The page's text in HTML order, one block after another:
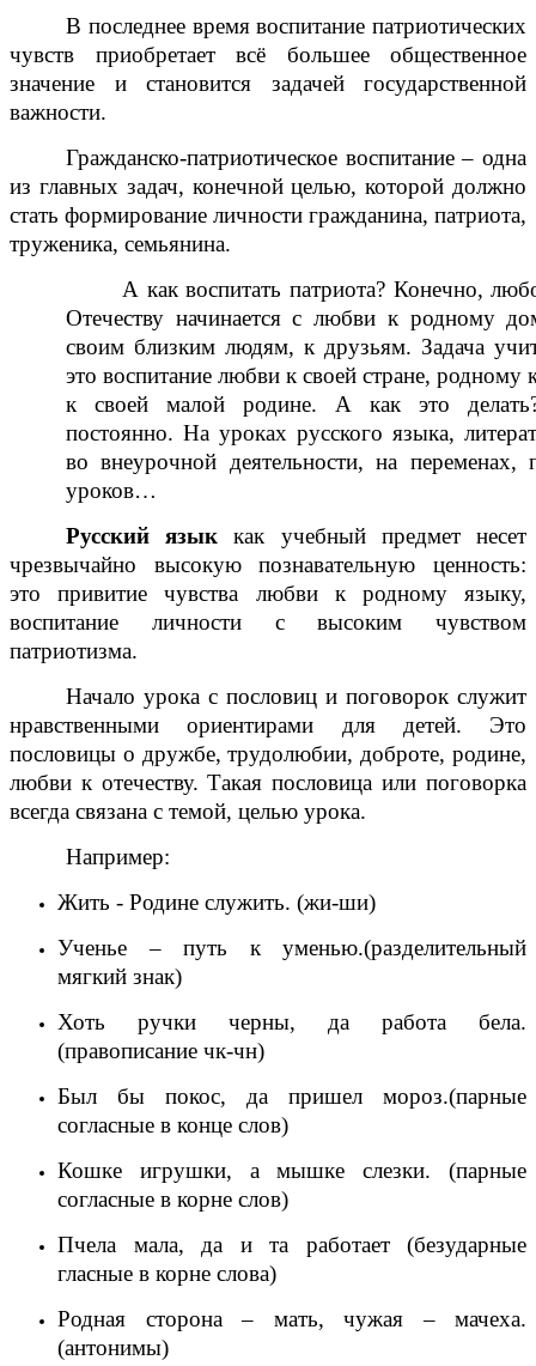
В последнее время воспитание патриотических
чувств приобретает всё большее общественное
значение и становится задачей государственной
важности.
Гражданско-патриотическое воспитание – одна
из главных задач, конечной целью, которой должно
стать формирование личности гражданина, патриота,
труженика, семьянина.
А как воспитать патриота? Конечно,
Отечеству начинается с любви к родному
своим близким людям, к друзьям. Задача
это воспитание любви к своей стране, родному
к своей малой родине. А как это
постоянно. На уроках русского языка,
во внеурочной деятельности, на переменах,
уроков…
Русский язык как учебный предмет несет
чрезвычайно высокую познавательную ценность:
это привитие чувства любви к родному языку,
воспитание личности с высоким чувством
патриотизма.
Начало урока с пословиц и поговорок служит
нравственными ориентирами для детей. Это
пословицы о дружбе, трудолюбии, доброте, родине,
любви к отечеству. Такая пословица или поговорка
всегда связана с темой, целью урока.
Например:
Жить - Родине служить. (жи-ши)
Ученье – путь к уменью.(разделительный
мягкий знак)
Хоть ручки черны, да работа бела.
(правописание чк-чн)
Был бы покос, да пришел мороз.(парные
согласные в конце слов)
Кошке игрушки, а мышке слезки. (парные
согласные в корне слов)
Пчела мала, да и та работает (безударные
гласные в корне слова)
Родная сторона – мать, чужая – мачеха.
(антонимы)